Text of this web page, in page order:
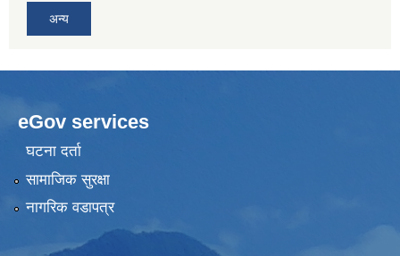
अन्य
eGov services
घटना दर्ता
सामाजिक सुरक्षा
नागरिक वडापत्र